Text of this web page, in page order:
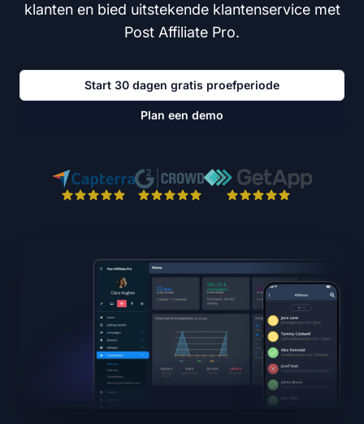
klanten en bied uitstekende klantenservice met
Post Affiliate Pro.
Start 30 dagen gratis proefperiode
Plan een demo